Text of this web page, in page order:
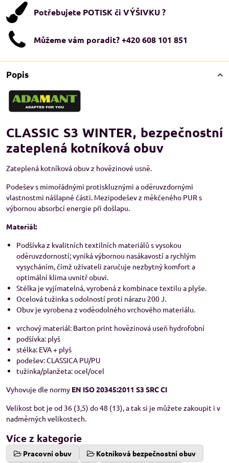
Potřebujete POTISK či VÝŠIVKU ?
Můžeme vám poradit? +420 608 101 851
Popis
CLASSIC S3 WINTER, bezpečnostní
zateplená kotníková obuv
Zateplená kotníková obuv z hovězinové usně.
Podešev s mimořádnými protiskluznými a oděruvzdornými
vlastnostmi nášlapné části. Mezipodešev z měkčeného PUR s
výbornou absorbcí energie při došlapu.
Materiál:
Podšívka z kvalitních textilních materiálů s vysokou
oděruvzdorností; vyniká výbornou nasákavostí a rychlým
vysycháním, čímž uživateli zaručuje nezbytný komfort a
optimální klima uvnitř obuvi.
Stélka je vyjímatelná, vyrobená z kombinace textilu a plyše.
Ocelová tužinka s odolností proti nárazu 200 J.
Obuv je vyrobena z voděodolného vrchového materiálu.
vrchový materiál: Barton print hovězinová useň hydrofobní
podšívka: plyš
stélka: EVA + plyš
podešev: CLASSICA PU/PU
tužinka/planžeta: ocel/ocel
Vyhovuje dle normy EN ISO 20345:2011 S3 SRC CI
Velikost bot je od 36 (3,5) do 48 (13), a tak si je můžete zakoupit i v
nadměrných velikostech.
Více z kategorie
Pracovní obuv Kotníková bezpečnostní obuv